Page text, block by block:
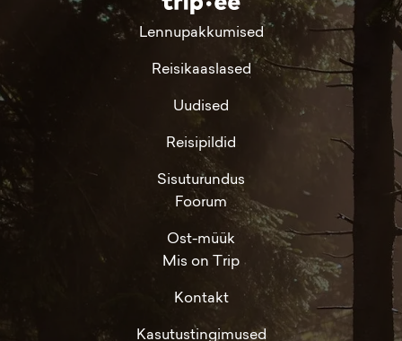
Lennupakkumised
Reisikaaslased
Uudised
Reisipildid
Sisuturundus
Foorum
Ost-müük
Mis on Trip
Kontakt
Kasutustingimused